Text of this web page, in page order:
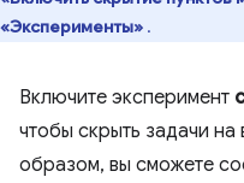
«Эксперименты» .
Включите эксперимент
чтобы скрыть задачи на
образом, вы сможете